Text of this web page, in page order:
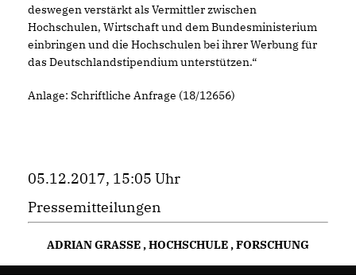
deswegen verstärkt als Vermittler zwischen
Hochschulen, Wirtschaft und dem Bundesministerium
einbringen und die Hochschulen bei ihrer Werbung für
das Deutschlandstipendium unterstützen.“
Anlage: Schriftliche Anfrage (18/12656)
05.12.2017, 15:05 Uhr
Pressemitteilungen
ADRIAN GRASSE,HOCHSCHULE,FORSCHUNG